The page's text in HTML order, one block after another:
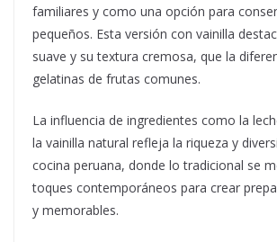
familiares y como una opción para
pequeños. Esta versión con vainilla
suave y su textura cremosa, que la
gelatinas de frutas comunes.
La influencia de ingredientes como la
la vainilla natural refleja la riqueza y
cocina peruana, donde lo tradicional se
toques contemporáneos para crear
y memorables.